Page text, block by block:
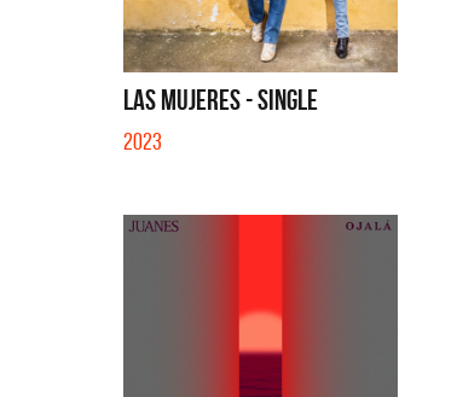
LAS MUJERES - SINGLE
2023